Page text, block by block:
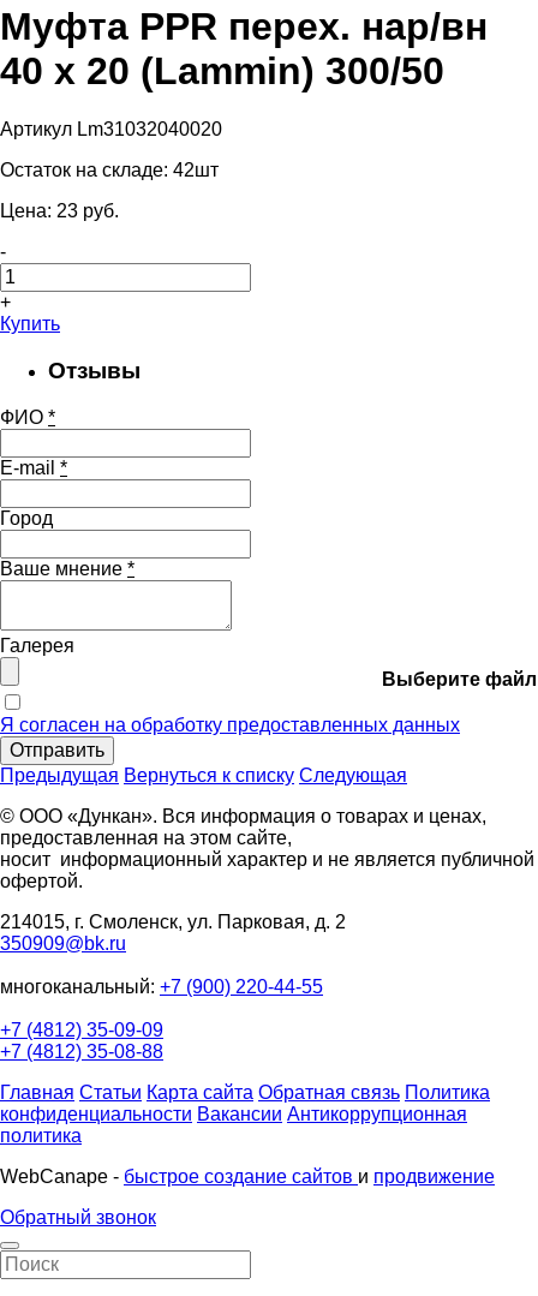
Муфта PPR перех. нар/вн
40 х 20 (Lammin) 300/50
Артикул Lm31032040020
Остаток на складе: 42шт
Цена: 23 pуб.
-
+
Купить
Отзывы
ФИО *
E-mail *
Город
Ваше мнение *
Галерея
Выберите файл
Я согласен на обработку предоставленных данных
Отправить
Предыдущая Вернуться к списку Следующая
© ООО «Дункан». Вся информация о товарах и ценах,
предоставленная на этом сайте,
носит информационный характер и не является публичной
офертой.
214015, г. Смоленск, ул. Парковая, д. 2
350909@bk.ru
многоканальный: +7 (900) 220-44-55
+7 (4812) 35-09-09
+7 (4812) 35-08-88
Главная Статьи Карта сайта Обратная связь Политика
конфиденциальности Вакансии Антикоррупционная
политика
WebCanape - быстрое создание сайтов и продвижение
Обратный звонок